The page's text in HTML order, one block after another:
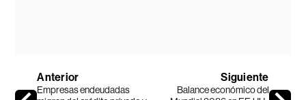
Anterior
Empresas endeudadas
Siguiente
Balance económico del